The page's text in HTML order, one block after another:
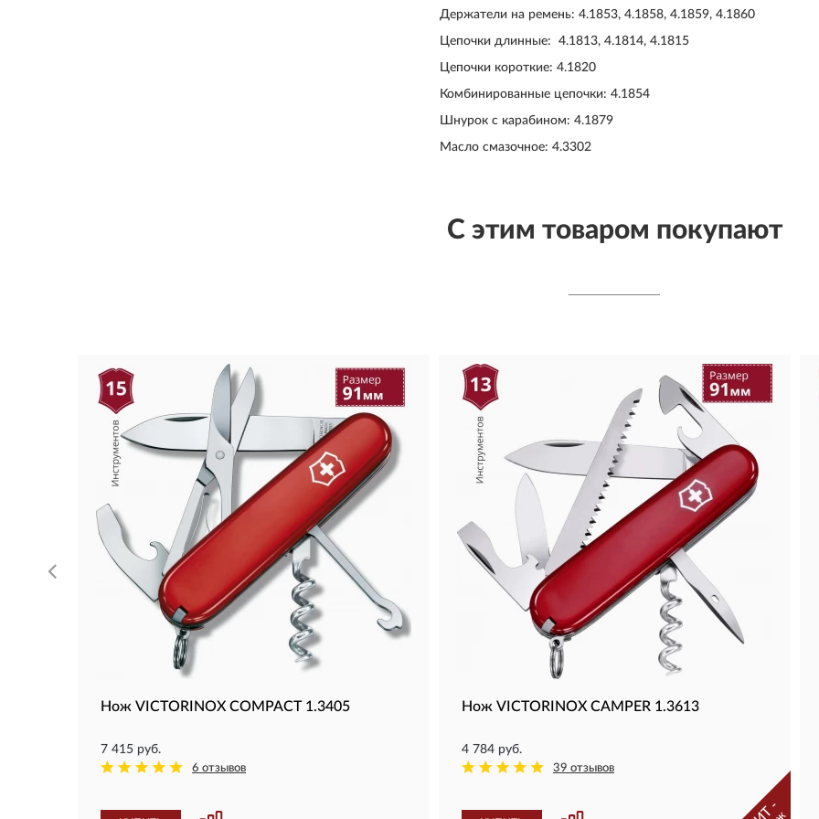
Держатели на ремень: 4.1853, 4.1858, 4.1859, 4.1860
Цепочки длинные: 4.1813, 4.1814, 4.1815
Цепочки короткие: 4.1820
Комбинированные цепочки: 4.1854
Шнурок с карабином: 4.1879
Масло смазочное: 4.3302
С этим товаром покупают
Нож VICTORINOX COMPACT 1.3405
7 415 руб.
6 отзывов
Нож VICTORINOX CAMPER 1.3613
4 784 руб.
39 отзывов